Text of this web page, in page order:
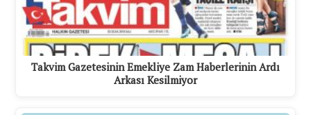
Takvim Gazetesinin Emekliye Zam Haberlerinin Ardı
Arkası Kesilmiyor